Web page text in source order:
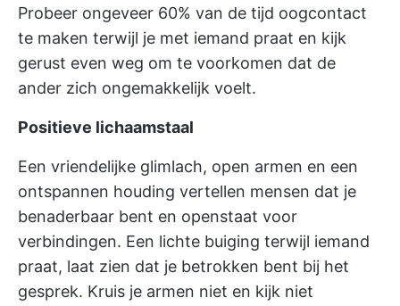
Probeer ongeveer 60% van de tijd oogcontact
te maken terwijl je met iemand praat en kijk
gerust even weg om te voorkomen dat de
ander zich ongemakkelijk voelt.
Positieve lichaamstaal
Een vriendelijke glimlach, open armen en een
ontspannen houding vertellen mensen dat je
benaderbaar bent en openstaat voor
verbindingen. Een lichte buiging terwijl iemand
praat, laat zien dat je betrokken bent bij het
gesprek. Kruis je armen niet en kijk niet